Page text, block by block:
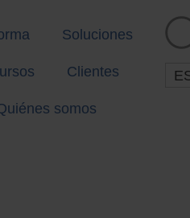
Soluciones
Clientes
somos